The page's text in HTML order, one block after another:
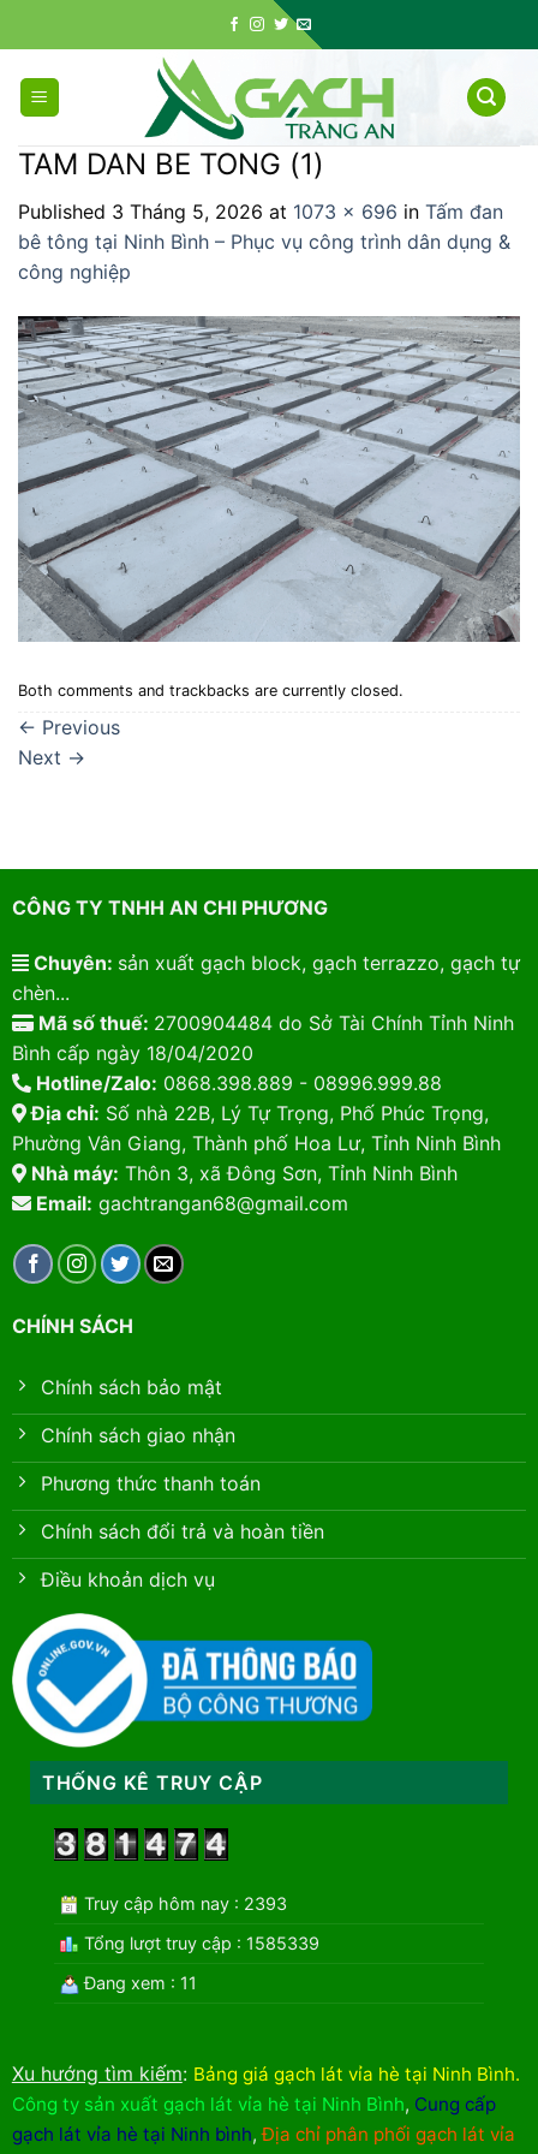
to
content
TAM DAN BE TONG (1)
Published 3 Tháng 5, 2026 at 1073 × 696 in Tấm đan
bê tông tại Ninh Bình – Phục vụ công trình dân dụng &
công nghiệp
Both comments and trackbacks are currently closed.
← Previous
Next →
CÔNG TY TNHH AN CHI PHƯƠNG
Chuyên: sản xuất gạch block, gạch terrazzo, gạch tự
chèn...
Mã số thuế: 2700904484 do Sở Tài Chính Tỉnh Ninh
Bình cấp ngày 18/04/2020
Hotline/Zalo: 0868.398.889 - 08996.999.88
Địa chỉ: Số nhà 22B, Lý Tự Trọng, Phố Phúc Trọng,
Phường Vân Giang, Thành phố Hoa Lư, Tỉnh Ninh Bình
Nhà máy: Thôn 3, xã Đông Sơn, Tỉnh Ninh Bình
Email: gachtrangan68@gmail.com
CHÍNH SÁCH
Chính sách bảo mật
Chính sách giao nhận
Phương thức thanh toán
Chính sách đổi trả và hoàn tiền
Điều khoản dịch vụ
THỐNG KÊ TRUY CẬP
Truy cập hôm nay : 2393
Tổng lượt truy cập : 1585339
Đang xem : 11
Xu hướng tìm kiếm: Bảng giá gạch lát vỉa hè tại Ninh Bình.
Công ty sản xuất gạch lát vỉa hè tại Ninh Bình, Cung cấp
gạch lát vỉa hè tại Ninh bình,Địa chỉ phân phối gạch lát vỉa